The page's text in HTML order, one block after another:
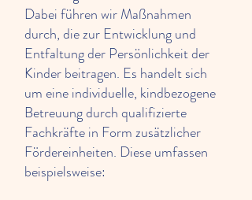
Dabei führen wir Maßnahmen
durch, die zur Entwicklung und
Entfaltung der Persönlichkeit der
Kinder beitragen. Es handelt sich
um eine individuelle, kindbezogene
Betreuung durch qualifizierte
Fachkräfte in Form zusätzlicher
Fördereinheiten. Diese umfassen
beispielsweise: